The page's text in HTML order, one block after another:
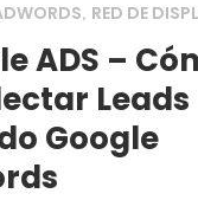
, RED DE
ADS –
Leads
Google